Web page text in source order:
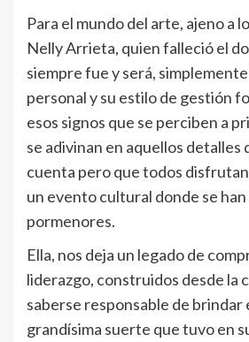
Para el mundo del arte, ajeno a
Nelly Arrieta, quien falleció el
siempre fue y será,
personal y su estilo de gestión
esos signos que se perciben a
se adivinan en aquellos detalles
cuenta pero que todos
un evento cultural donde se
pormenores.
Ella, nos deja un legado de
liderazgo, construidos desde la
saberse responsable de brindar
grandísima suerte que tuvo en